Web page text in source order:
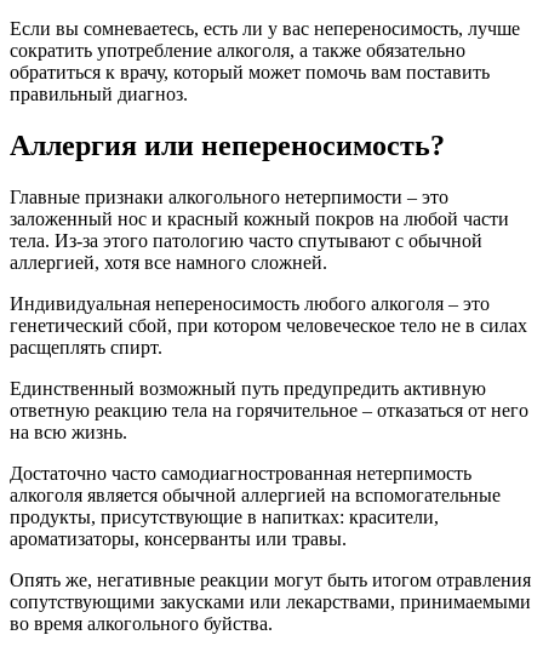
Если вы сомневаетесь, есть ли у вас непереносимость, лучше
сократить употребление алкоголя, а также обязательно
обратиться к врачу, который может помочь вам поставить
правильный диагноз.
Аллергия или непереносимость?
Главные признаки алкогольного нетерпимости – это
заложенный нос и красный кожный покров на любой части
тела. Из-за этого патологию часто спутывают с обычной
аллергией, хотя все намного сложней.
Индивидуальная непереносимость любого алкоголя – это
генетический сбой, при котором человеческое тело не в силах
расщеплять спирт.
Единственный возможный путь предупредить активную
ответную реакцию тела на горячительное – отказаться от него
на всю жизнь.
Достаточно часто самодиагнострованная нетерпимость
алкоголя является обычной аллергией на вспомогательные
продукты, присутствующие в напитках: красители,
ароматизаторы, консерванты или травы.
Опять же, негативные реакции могут быть итогом отравления
сопутствующими закусками или лекарствами, принимаемыми
во время алкогольного буйства.